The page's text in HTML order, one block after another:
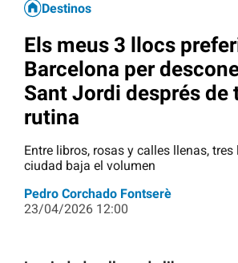
Destinos
Els meus 3 llocs
Barcelona per
Sant Jordi després de
rutina
Entre libros, rosas y calles llenas,
ciudad baja el volumen
Pedro Corchado Fontserè
23/04/2026 12:00